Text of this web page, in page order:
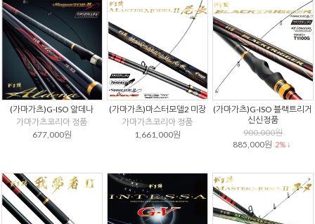
(가마가츠)G-ISO 알데나
가마가츠코리아 정품
677,000원
(가마가츠)마스터모델2 미장
가마가츠코리아 정품
1,661,000원
(가마가츠)G-ISO 블랙트리거
신신정품
900,000원
885,000원 2% ↓